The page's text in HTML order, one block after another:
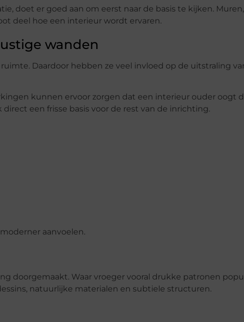
doet er goed aan om eerst naar de basis te kijken. Muren,
deel hoe een interieur wordt ervaren.
wanden
Daardoor hebben ze veel invloed op de uitstraling
kunnen ervoor zorgen dat een interieur ouder oogt
een frisse basis voor de rest van de inrichting.
aanvoelen.
doorgemaakt. Waar vroeger vooral drukke patronen
natuurlijke materialen en subtiele structuren.